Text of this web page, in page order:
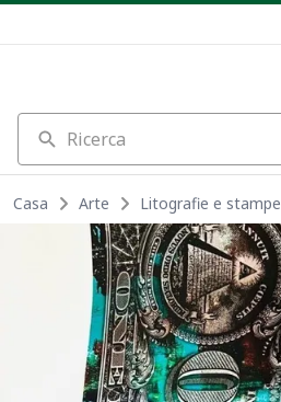
Ricerca
Casa Arte Litografie e stampe